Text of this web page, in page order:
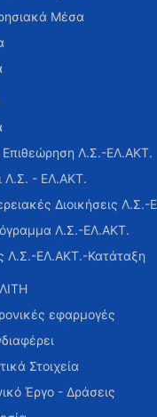
Μέσα
Επιθεώρηση Λ.Σ.-ΕΛ.ΑΚΤ.
Λ.Σ. - ΕΛ.ΑΚΤ.
Διοικήσεις Λ.Σ.-
Λ.Σ.-ΕΛ.ΑΚΤ.
Λ.Σ.-ΕΛ.ΑΚΤ.-Κατάταξη
εφαρμογές
Στοιχεία
Έργο - Δράσεις